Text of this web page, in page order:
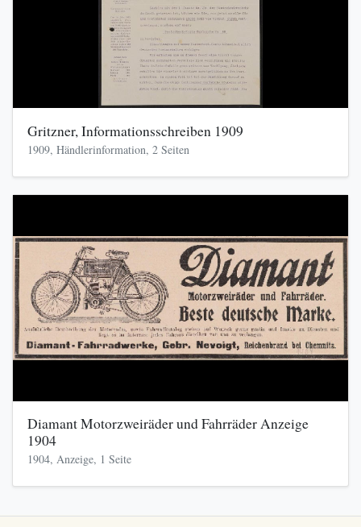
Gritzner, Informationsschreiben 1909
1909, Händlerinformation, 2 Seiten
Diamant Motorzweiräder und Fahrräder Anzeige
1904
1904, Anzeige, 1 Seite